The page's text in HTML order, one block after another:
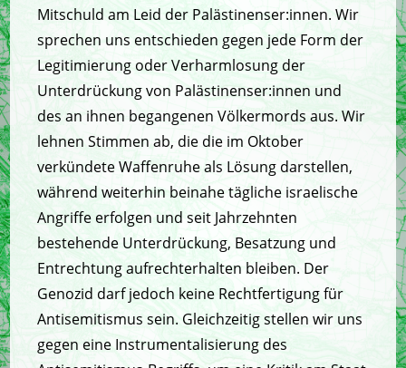
Mitschuld am Leid der Palästinenser:innen. Wir
sprechen uns entschieden gegen jede Form der
Legitimierung oder Verharmlosung der
Unterdrückung von Palästinenser:innen und
des an ihnen begangenen Völkermords aus. Wir
lehnen Stimmen ab, die die im Oktober
verkündete Waffenruhe als Lösung darstellen,
während weiterhin beinahe tägliche israelische
Angriffe erfolgen und seit Jahrzehnten
bestehende Unterdrückung, Besatzung und
Entrechtung aufrechterhalten bleiben. Der
Genozid darf jedoch keine Rechtfertigung für
Antisemitismus sein. Gleichzeitig stellen wir uns
gegen eine Instrumentalisierung des